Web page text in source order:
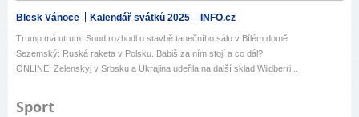
Blesk Vánoce Kalendář svátků 2025 INFO.cz
Trump má utrum: Soud rozhodl o stavbě tanečního sálu v Bílém domě
Sezemský: Ruská raketa v Polsku. Babiš za ním stojí a co dál?
ONLINE: Zelenskyj v Srbsku a Ukrajina udeřila na další sklad Wildberri...
Sport